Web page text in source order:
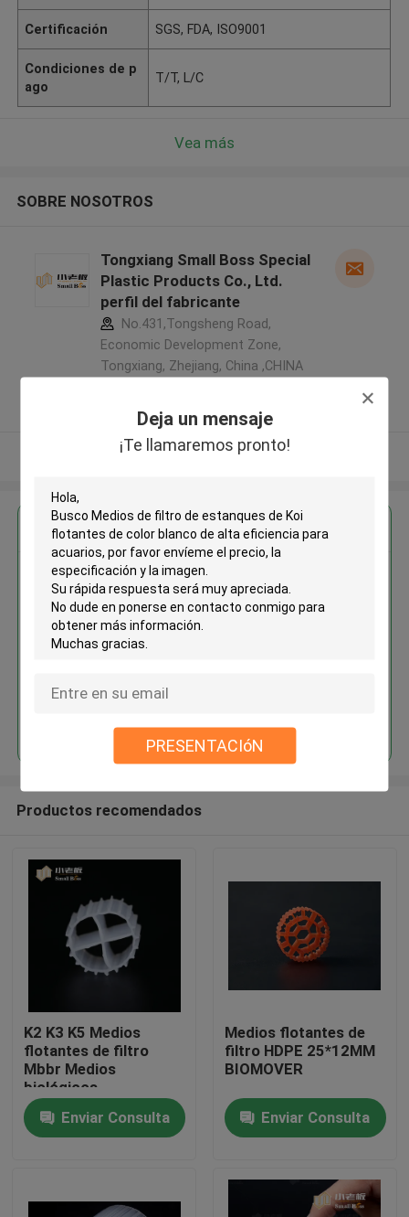
Deja un mensaje
¡Te llamaremos pronto!
PRESENTACIóN
Hogar
Sobre nosotros
Certificación SGS, FDA, ISO9001
Condiciones de p
ago
T/T, L/C
Vea más
SOBRE NOSOTROS
Tongxiang Small Boss Special
Plastic Products Co., Ltd.
perfil del fabricante
No.431,Tongsheng Road,
Economic Development Zone,
Tongxiang, Zhejiang, China ,CHINA
Proveedor verificado
Vea más
Obtenga el mejor precio por
Medios de filtro de estanques de
Koi flotantes de color blanco de
alta eficiencia para acuarios
Productos recomendados
K2 K3 K5 Medios
flotantes de filtro
Mbbr Medios
biológicos
Enviar Consulta
Medios flotantes de
filtro HDPE 25*12MM
BIOMOVER
Enviar Consulta